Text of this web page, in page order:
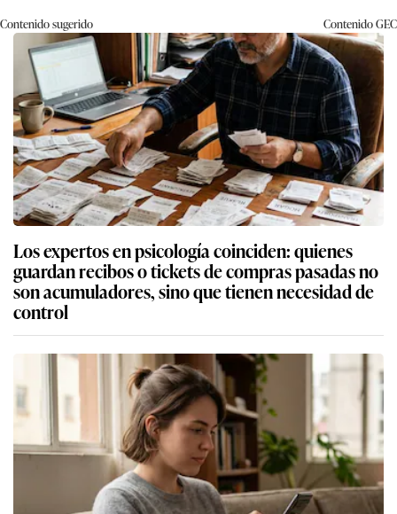
Contenido sugerido ContenidoGEC
Los expertos en psicología coinciden: quienes
guardan recibos o tickets de compras pasadas no
son acumuladores, sino que tienen necesidad de
control